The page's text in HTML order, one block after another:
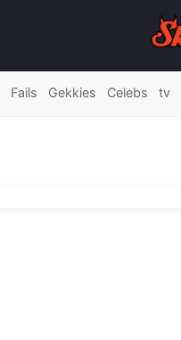
Fails Gekkies Celebs tv